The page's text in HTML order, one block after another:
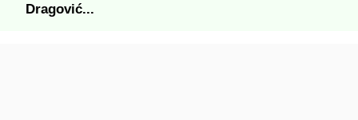
Dragović...